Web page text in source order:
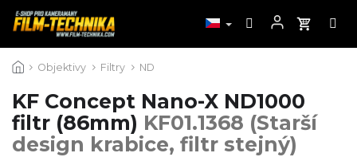
na
Objektivy Filtry ND
KF Concept Nano-X ND1000
filtr (86mm) KF01.1368 (Starší
design krabice, filtr stejný)